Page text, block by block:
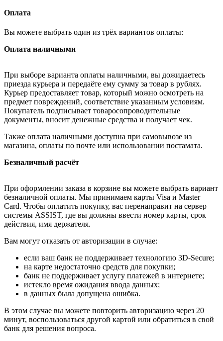
Оплата
Вы можете выбрать один из трёх вариантов оплаты:
Оплата наличными
При выборе варианта оплаты наличными, вы дожидаетесь
приезда курьера и передаёте ему сумму за товар в рублях.
Курьер предоставляет товар, который можно осмотреть на
предмет повреждений, соответствие указанным условиям.
Покупатель подписывает товаросопроводительные
документы, вносит денежные средства и получает чек.
Также оплата наличными доступна при самовывозе из
магазина, оплаты по почте или использовании постамата.
Безналичный расчёт
При оформлении заказа в корзине вы можете выбрать вариант
безналичной оплаты. Мы принимаем карты Visa и Master
Card. Чтобы оплатить покупку, вас перенаправит на сервер
системы ASSIST, где вы должны ввести номер карты, срок
действия, имя держателя.
Вам могут отказать от авторизации в случае:
если ваш банк не поддерживает технологию 3D-Secure;
на карте недостаточно средств для покупки;
банк не поддерживает услугу платежей в интернете;
истекло время ожидания ввода данных;
в данных была допущена ошибка.
В этом случае вы можете повторить авторизацию через 20
минут, воспользоваться другой картой или обратиться в свой
банк для решения вопроса.